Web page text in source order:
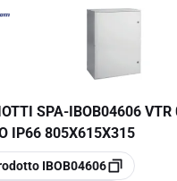
SPA-IBOB04606 VTR
IP66 805X615X315
IBOB04606